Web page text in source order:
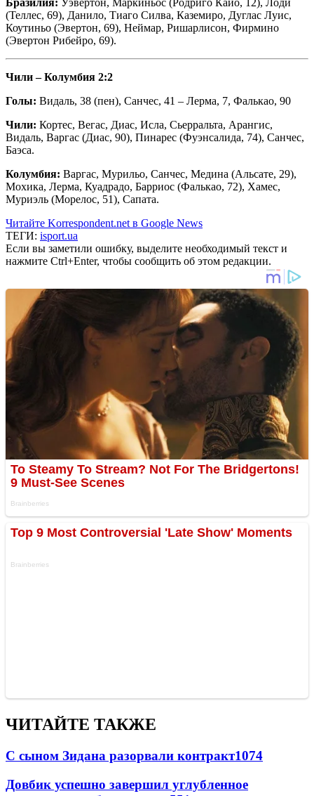
(Теллес, 69), Данило, Тиаго Силва, Каземиро, Дуглас Луис,
Коутиньо (Эвертон, 69), Неймар, Ришарлисон, Фирмино
(Эвертон Рибейро, 69).
Чили – Колумбия 2:2
Голы: Видаль, 38 (пен), Санчес, 41 – Лерма, 7, Фалькао, 90
Чили: Кортес, Вегас, Диас, Исла, Сьерральта, Арангис,
Видаль, Варгас (Диас, 90), Пинарес (Фуэнсалида, 74), Санчес,
Баэса.
Колумбия: Варгас, Мурильо, Санчес, Медина (Альсате, 29),
Мохика, Лерма, Куадрадо, Барриос (Фалькао, 72), Хамес,
Муриэль (Морелос, 51), Сапата.
Читайте Korrespondent.net в Google News
ТЕГИ: isport.ua
Если вы заметили ошибку, выделите необходимый текст и
нажмите Ctrl+Enter, чтобы сообщить об этом редакции.
ЧИТАЙТЕ ТАКЖЕ
С сыном Зидана разорвали контракт1074
Довбик успешно завершил углубленное